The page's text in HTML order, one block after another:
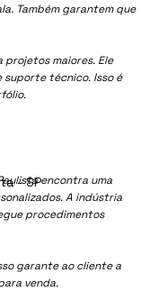
Também garantem que
projetos maiores. Ele
técnico. Isso é
encontra uma
A indústria
procedimentos
garante ao cliente a
venda.
- SP